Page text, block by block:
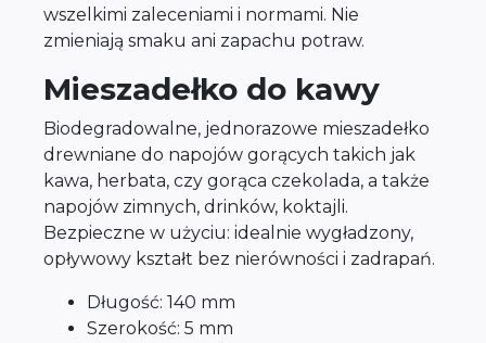
wszelkimi zaleceniami i normami. Nie
zmieniają smaku ani zapachu potraw.
Mieszadełko do kawy
Biodegradowalne, jednorazowe mieszadełko
drewniane do napojów gorących takich jak
kawa, herbata, czy gorąca czekolada, a także
napojów zimnych, drinków, koktajli.
Bezpieczne w użyciu: idealnie wygładzony,
opływowy kształt bez nierówności i zadrapań.
Długość: 140 mm
Szerokość: 5 mm